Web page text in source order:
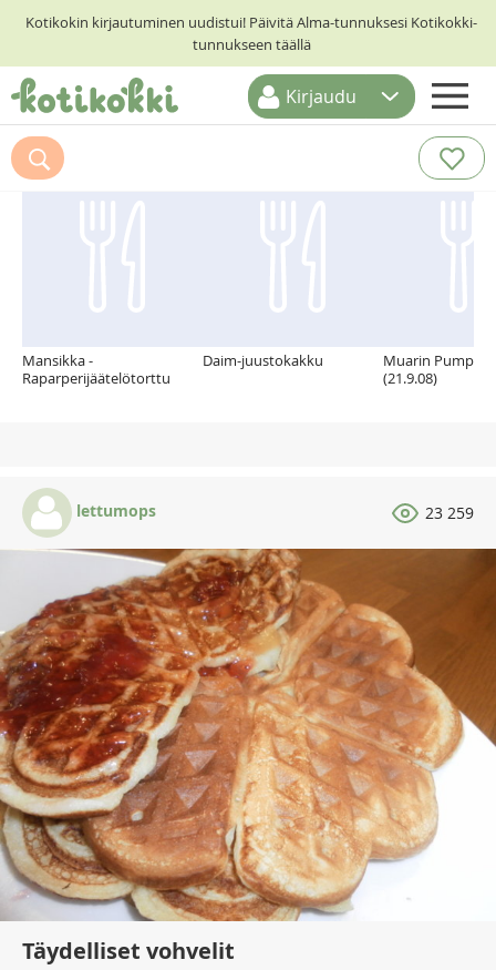
Kotikokin kirjautuminen uudistui! Päivitä Alma-tunnuksesi Kotikokki-
tunnukseen täällä
ETUSIVU
RESEPTIHAKU
Kirjaudu
Suosittelemme myös
Mansikka -
Raparperijäätelötorttu
Daim-juustokakku
Muarin Pumpkin
(21.9.08)
lettumops 23 259
Täydelliset vohvelit